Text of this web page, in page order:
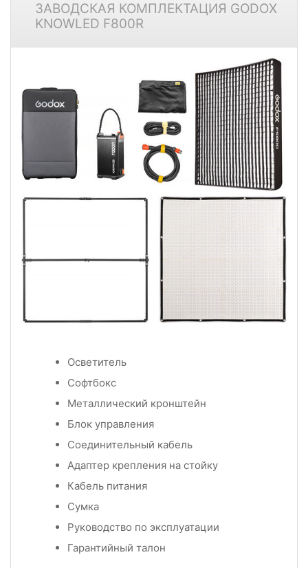
ЗАВОДСКАЯ КОМПЛЕКТАЦИЯ GODOX
KNOWLED F800R
Осветитель
Софтбокс
Металлический кронштейн
Блок управления
Соединительный кабель
Адаптер крепления на стойку
Кабель питания
Сумка
Руководство по эксплуатации
Гарантийный талон